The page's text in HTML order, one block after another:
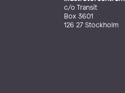
c/o Transit
Box 3601
126 27 Stockholm